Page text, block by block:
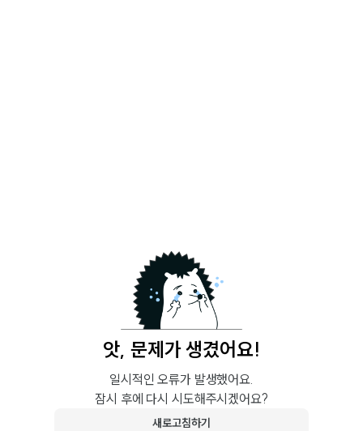
앗, 문제가 생겼어요!
일시적인 오류가 발생했어요.
잠시 후에 다시 시도해주시겠어요?
새로고침하기